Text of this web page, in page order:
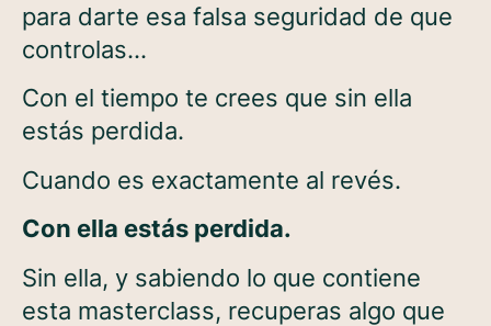
para darte esa falsa seguridad de que
controlas…
Con el tiempo te crees que sin ella
estás perdida.
Cuando es exactamente al revés.
Con ella estás perdida.
Sin ella, y sabiendo lo que contiene
esta masterclass, recuperas algo que